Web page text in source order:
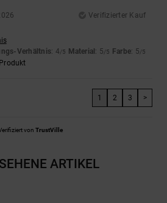
Verifizierter Kauf
Verhältnis: 4/5 Material : 5/5 Farbe: 5/5
1 2 3 >
von TrustVille
ARTIKEL